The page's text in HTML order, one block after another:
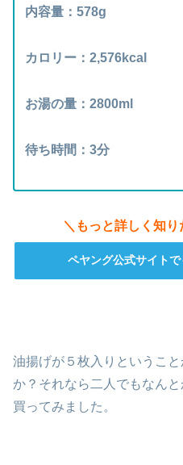
内容量：578g
カロリー：2,576kcal
お湯の量：2800ml
待ち時間：3分
＼もっと詳しく知
ペヤング公式サイト
油揚げが５枚入りというこ
か？それなら二人でもなん
買ってみました。